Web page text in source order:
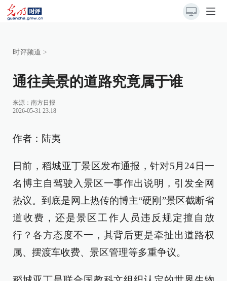
时评频道 >
通往美景的道路究竟属于谁
来源： 南方日报
2026-05-31 23:18
作者：陆夷
日前，稻城亚丁景区发布通报，针对5月24日一
名博主自驾驶入景区一事作出说明，引发全网
热议。到底是网上热传的博主“硬刚”景区截断省
道收费，还是景区工作人员违反规定擅自放
行？各方态度不一，其背后更是牵扯出道路权
属、摆渡车收费、景区管理等多重争议。